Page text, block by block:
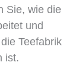
Sie, wie die
und
Teefabrik
ist.